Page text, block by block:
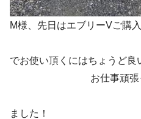
M様、先日はエブリーVご購
通
でお使い頂くにはちょうど良
お仕事頑張って
ご購入あり
まし